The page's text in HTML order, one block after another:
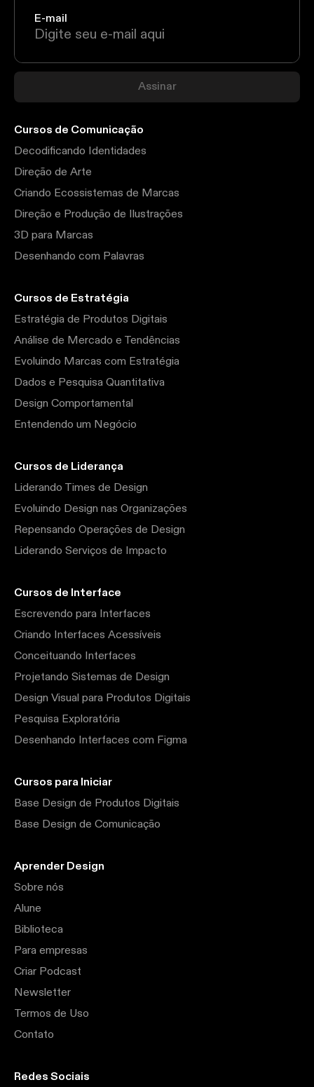
E-mail
Assinar
Cursos de Comunicação
Decodificando Identidades
Direção de Arte
Criando Ecossistemas de Marcas
Direção e Produção de Ilustrações
3D para Marcas
Desenhando com Palavras
Cursos de Estratégia
Estratégia de Produtos Digitais
Análise de Mercado e Tendências
Evoluindo Marcas com Estratégia
Dados e Pesquisa Quantitativa
Design Comportamental
Entendendo um Negócio
Cursos de Liderança
Liderando Times de Design
Evoluindo Design nas Organizações
Repensando Operações de Design
Liderando Serviços de Impacto
Cursos de Interface
Escrevendo para Interfaces
Criando Interfaces Acessíveis
Conceituando Interfaces
Projetando Sistemas de Design
Design Visual para Produtos Digitais
Pesquisa Exploratória
Desenhando Interfaces com Figma
Cursos para Iniciar
Base Design de Produtos Digitais
Base Design de Comunicação
Aprender Design
Sobre nós
Alune
Biblioteca
Para empresas
Criar Podcast
Newsletter
Termos de Uso
Contato
Redes Sociais